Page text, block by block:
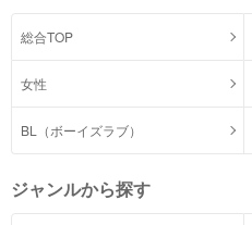
総合TOP
女性
BL（ボーイズラブ）
ジャンルから探す